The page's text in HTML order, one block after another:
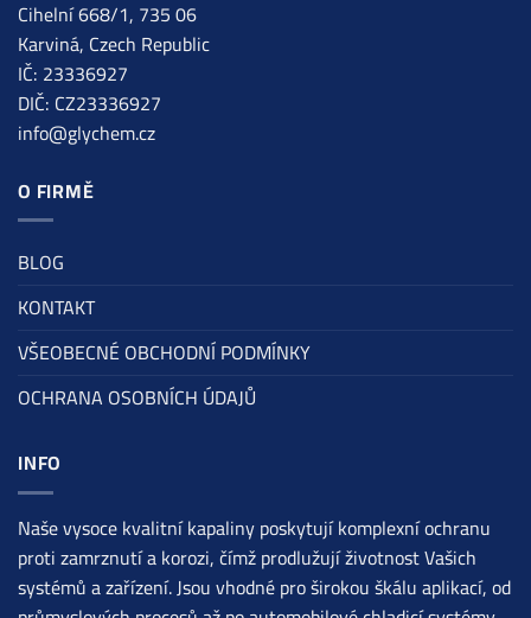
Cihelní 668/1, 735 06
Karviná, Czech Republic
IČ: 23336927
DIČ: CZ23336927
info@glychem.cz
O FIRMĚ
BLOG
KONTAKT
VŠEOBECNÉ OBCHODNÍ PODMÍNKY
OCHRANA OSOBNÍCH ÚDAJŮ
INFO
Naše vysoce kvalitní kapaliny poskytují komplexní ochranu
proti zamrznutí a korozi, čímž prodlužují životnost Vašich
systémů a zařízení. Jsou vhodné pro širokou škálu aplikací, od